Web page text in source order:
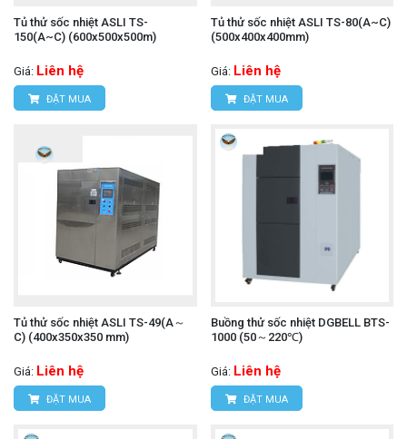
Tủ thử sốc nhiệt ASLI TS-
150(A~C) (600x500x500m)
Giá: Liên hệ
ĐẶT MUA
Tủ thử sốc nhiệt ASLI TS-80(A~C)
(500x400x400mm)
Giá: Liên hệ
ĐẶT MUA
Tủ thử sốc nhiệt ASLI TS-49(A～
C) (400x350x350 mm)
Giá: Liên hệ
ĐẶT MUA
Buồng thử sốc nhiệt DGBELL BTS-
1000 (50～220℃)
Giá: Liên hệ
ĐẶT MUA